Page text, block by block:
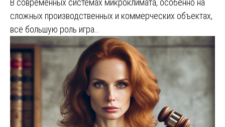
В современных системах микроклимата, особенно на
сложных производственных и коммерческих объектах,
всё большую роль игра…